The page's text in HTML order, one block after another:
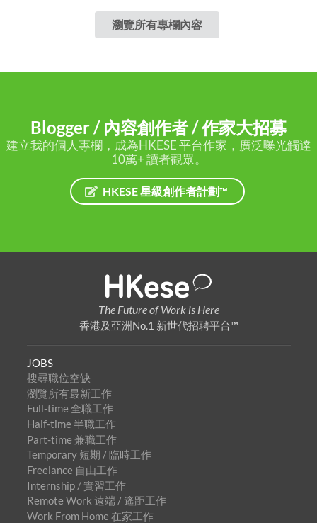
瀏覽所有專欄內容
Blogger / 內容創作者 / 作家大招募
建立我的個人專欄，成為HKESE 平台作家，廣泛曝光觸達
10萬+ 讀者觀眾。
HKESE 星級創作者計劃™
The Future of Work is Here
香港及亞洲No.1 新世代招聘平台™
JOBS
搜尋職位空缺
瀏覽所有最新工作
Full-time 全職工作
Half-time 半職工作
Part-time 兼職工作
Temporary 短期 / 臨時工作
Freelance 自由工作
Internship / 實習工作
Remote Work 遠端 / 遙距工作
Work From Home 在家工作